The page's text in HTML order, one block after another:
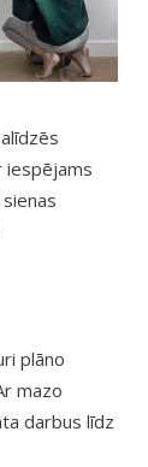
iespējams
plāno
mazo
darbus līdz